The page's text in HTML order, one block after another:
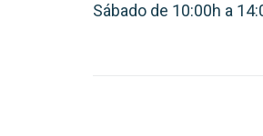
Sábado de 10:00h a